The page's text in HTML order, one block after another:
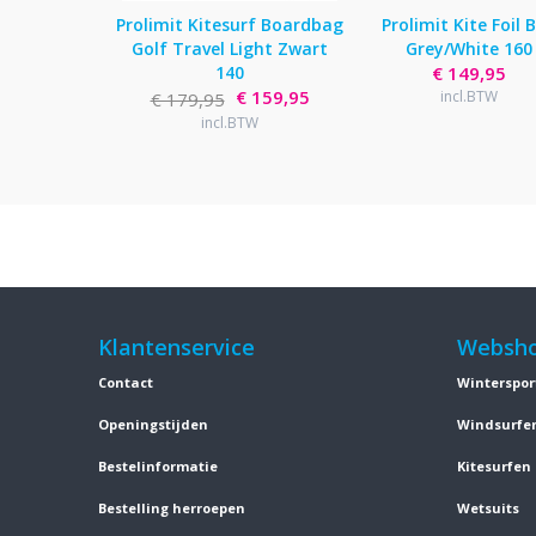
Prolimit Kitesurf Boardbag
Golf Travel Light Zwart
140
€ 179,95 € 159,95
incl.BTW
Prolimit Kite Foil
Grey/White 160
€ 149,95
incl.BTW
Klantenservice
Contact
Openingstijden
Bestelinformatie
Bestelling herroepen
Kitesurfen
Wetsuits